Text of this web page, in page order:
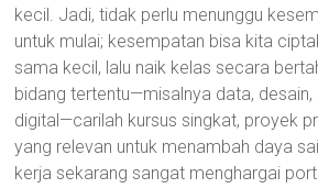
kecil. Jadi, tidak perlu menunggu
untuk mulai; kesempatan bisa kita
sama kecil, lalu naik kelas secara
bidang tertentu—misalnya data,
digital—carilah kursus singkat, proyek
yang relevan untuk menambah daya
kerja sekarang sangat menghargai